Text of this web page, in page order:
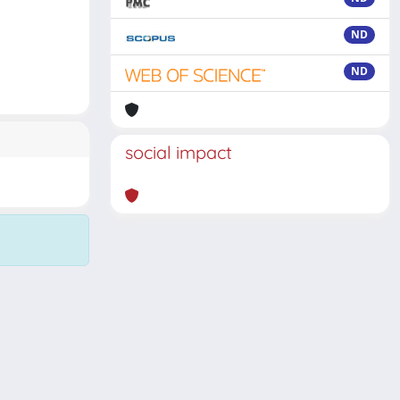
ND
ND
social impact